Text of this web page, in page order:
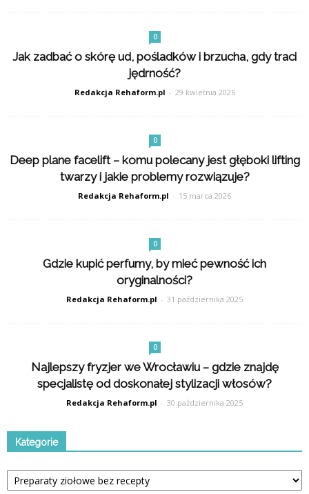
0
Jak zadbać o skórę ud, pośladków i brzucha, gdy traci
jędrność?
Redakcja Rehaform.pl - 29 kwietnia 2026
0
Deep plane facelift – komu polecany jest głęboki lifting
twarzy i jakie problemy rozwiązuje?
Redakcja Rehaform.pl - 15 marca 2026
0
Gdzie kupić perfumy, by mieć pewność ich
oryginalności?
Redakcja Rehaform.pl - 31 października 2025
0
Najlepszy fryzjer we Wrocławiu – gdzie znajdę
specjalistę od doskonałej stylizacji włosów?
Redakcja Rehaform.pl - 30 października 2025
Kategorie
Kategorie